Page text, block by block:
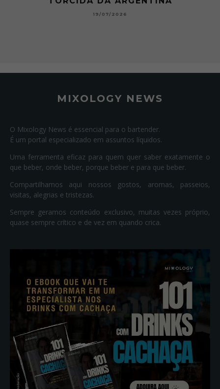
19/07/2026
MIXOLOGY NEWS
O Mixology News é essencial para o bartender.
É um portal especializado em assuntos líquidos.
Uma ferramenta eficaz para quem quer saber exatamente o
que beber, onde beber, porque beber e para que beber.
Compartilhamos aqui nossos gostos, aromas, passeios,
visitas, alegrias e tristezas.
Sempre geramos conteúdo exclusivo, muitas vezes próprio,
quase sempre crítico e de vez em quando crica.